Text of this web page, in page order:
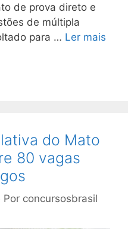
de prova direto e
de múltipla
para … Ler mais
do Mato
80 vagas
Por concursosbrasil